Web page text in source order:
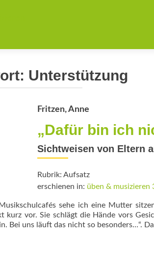
Unterstützung
Fritzen, Anne
„Dafür bin ich
Sichtweisen von Eltern
Rubrik: Aufsatz
erschienen in: üben & musizieren
sehe ich eine Mutter
kurz vor. Sie schlägt die Hände vors
Bei uns läuft das nicht so besonders…“.